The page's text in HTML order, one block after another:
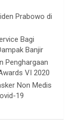
Prabowo di
Bagi
Banjir
Penghargaan
VI 2020
Non Medis
19